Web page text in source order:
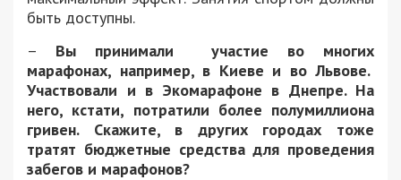
быть доступны.
– Вы принимали участие во многих
марафонах, например, в Киеве и во Львове.
Участвовали и в Экомарафоне в Днепре. На
него, кстати, потратили более полумиллиона
гривен. Скажите, в других городах тоже
тратят бюджетные средства для проведения
забегов и марафонов?